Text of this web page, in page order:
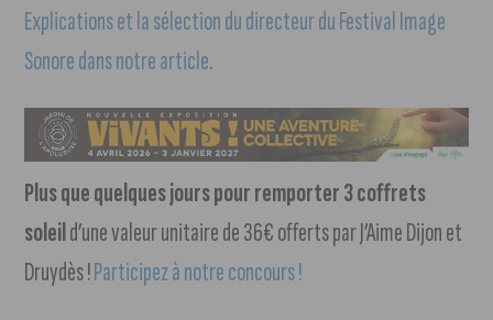
Explications et la sélection du directeur du Festival Image
Sonore dans notre article.
Plus que quelques jours pour remporter 3 coffrets
soleild’une valeur unitaire de 36€ offerts par J’Aime Dijon et
Druydès !Participez à notre concours !